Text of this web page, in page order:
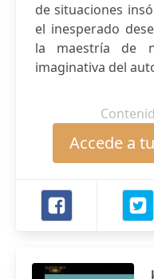
de situaciones
el inesperado
la maestría de
imaginativa del
Accede a